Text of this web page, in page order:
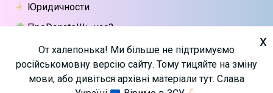
x
От халепонька! Ми більше не підтримуємо
російськомовну версію сайту. Тому тицяйте на зміну
мови, або дивіться архівні матеріали тут. Слава
Юридичности
ПроDonateШь нас?
Напиши мне